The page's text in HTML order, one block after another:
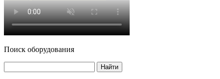
Поиск оборудования